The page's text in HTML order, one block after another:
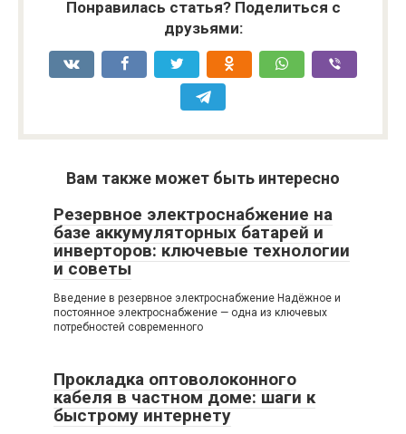
Понравилась статья? Поделиться с
друзьями:
Вам также может быть интересно
Резервное электроснабжение на
базе аккумуляторных батарей и
инверторов: ключевые технологии
и советы
Введение в резервное электроснабжение Надёжное и
постоянное электроснабжение — одна из ключевых
потребностей современного
Прокладка оптоволоконного
кабеля в частном доме: шаги к
быстрому интернету